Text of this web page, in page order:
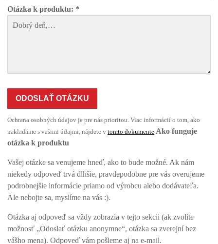
Otázka k produktu: *
ODOSLAŤ OTÁZKU
Ochrana osobných údajov je pre nás prioritou. Viac informácií o tom, ako
nakladáme s vašimi údajmi, nájdete v tomto dokumente.Ako funguje
otázka k produktu
Vašej otázke sa venujeme hneď, ako to bude možné. Ak nám
niekedy odpoveď trvá dlhšie, pravdepodobne pre vás overujeme
podrobnejšie informácie priamo od výrobcu alebo dodávateľa.
Ale nebojte sa, myslíme na vás :).
Otázka aj odpoveď sa vždy zobrazia v tejto sekcii (ak zvolíte
možnosť „Odoslať otázku anonymne“, otázka sa zverejní bez
vášho mena). Odpoveď vám pošleme aj na e-mail.